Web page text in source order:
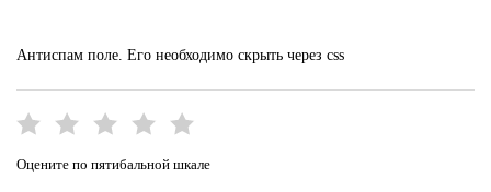
Антиспам поле. Его необходимо скрыть через css
Оцените по пятибальной шкале